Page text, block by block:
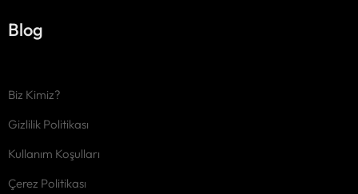
Blog
Biz Kimiz?
Gizlilik Politikası
Kullanım Koşulları
Çerez Politikası